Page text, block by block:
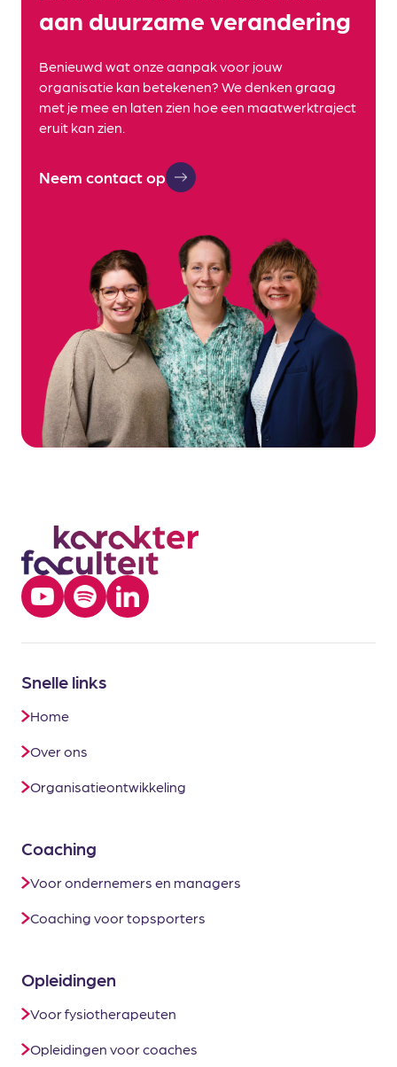
aan duurzame verandering
Benieuwd wat onze aanpak voor jouw
organisatie kan betekenen? We denken graag
met je mee en laten zien hoe een maatwerktraject
eruit kan zien.
Neem contact op
Snelle links
Home
Over ons
Organisatieontwikkeling
Coaching
Voor ondernemers en managers
Coaching voor topsporters
Opleidingen
Voor fysiotherapeuten
Opleidingen voor coaches